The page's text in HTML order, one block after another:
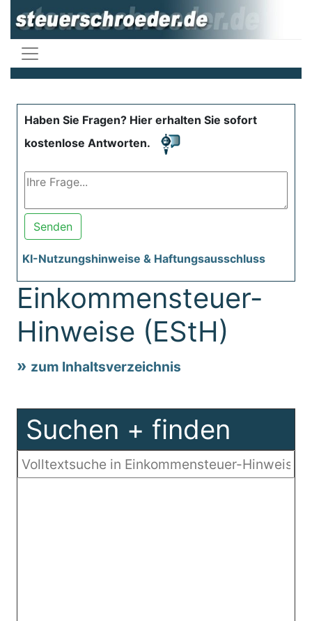
Haben Sie Fragen? Hier erhalten Sie sofort
kostenlose Antworten.
Senden
KI-Nutzungshinweise & Haftungsausschluss
Einkommensteuer-
Hinweise (EStH)
zum Inhaltsverzeichnis
Suchen + finden